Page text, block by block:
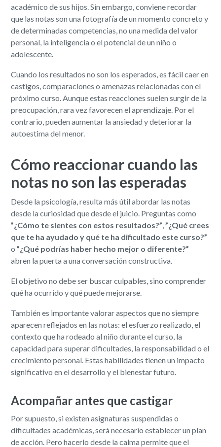
académico de sus hijos. Sin embargo, conviene recordar
que las notas son una fotografía de un momento concreto y
de determinadas competencias, no una medida del valor
personal, la inteligencia o el potencial de un niño o
adolescente.
Cuando los resultados no son los esperados, es fácil caer en
castigos, comparaciones o amenazas relacionadas con el
próximo curso. Aunque estas reacciones suelen surgir de la
preocupación, rara vez favorecen el aprendizaje. Por el
contrario, pueden aumentar la ansiedad y deteriorar la
autoestima del menor.
Cómo reaccionar cuando las
notas no son las esperadas
Desde la psicología, resulta más útil abordar las notas
desde la curiosidad que desde el juicio. Preguntas como
”¿Cómo te sientes con estos resultados?”,”¿Qué crees
que te ha ayudado y qué te ha dificultado este curso?”
o”¿Qué podrías haber hecho mejor o diferente?”
abren la puerta a una conversación constructiva.
El objetivo no debe ser buscar culpables, sino comprender
qué ha ocurrido y qué puede mejorarse.
También es importante valorar aspectos que no siempre
aparecen reflejados en las notas: el esfuerzo realizado, el
contexto que ha rodeado al niño durante el curso, la
capacidad para superar dificultades, la responsabilidad o el
crecimiento personal. Estas habilidades tienen un impacto
significativo en el desarrollo y el bienestar futuro.
Acompañar antes que castigar
Por supuesto, si existen asignaturas suspendidas o
dificultades académicas, será necesario establecer un plan
de acción. Pero hacerlo desde la calma permite que el